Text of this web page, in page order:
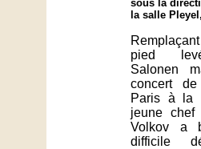
sous la
la salle
pied
Salonen
concert
Paris à la
jeune chef
Volkov a
difficile